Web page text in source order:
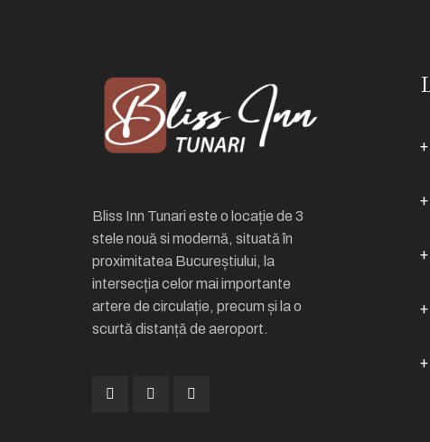
Bliss Inn Tunari este o locație de 3
stele nouă si modernă, situată în
proximitatea Bucureștiului, la
intersecția celor mai importante
artere de circulație, precum și la o
scurtă distanță de aeroport.